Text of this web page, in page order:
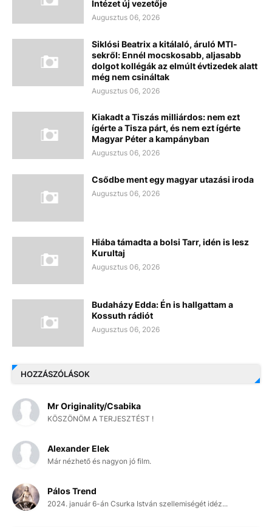
Intézet új vezetője
Augusztus 06, 2026
Siklósi Beatrix a kitálaló, áruló MTI-
sekről: Ennél mocskosabb, aljasabb
dolgot kollégák az elmúlt évtizedek alatt
még nem csináltak
Augusztus 06, 2026
Kiakadt a Tiszás milliárdos: nem ezt
ígérte a Tisza párt, és nem ezt ígérte
Magyar Péter a kampányban
Augusztus 06, 2026
Csődbe ment egy magyar utazási iroda
Augusztus 06, 2026
Hiába támadta a bolsi Tarr, idén is lesz
Kurultaj
Augusztus 06, 2026
Budaházy Edda: Én is hallgattam a
Kossuth rádiót
Augusztus 06, 2026
HOZZÁSZÓLÁSOK
Mr Originality/Csabika
KÖSZÖNÖM A TERJESZTÉST !
Alexander Elek
Már nézhető és nagyon jó film.
Pálos Trend
2024. január 6-án Csurka István szellemiségét idéz...